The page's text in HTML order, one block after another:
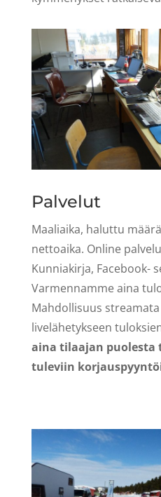
Palvelut
Maaliaika, haluttu
nettoaika. Online
Kunniakirja, Facebook-
Varmennamme aina
Mahdollisuus
livelähetykseen
aina tilaajan puolesta
tuleviin